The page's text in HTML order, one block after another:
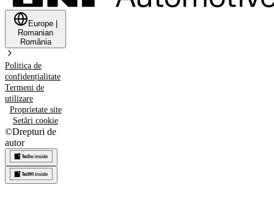
Europe
Romanian
România
Politica de
confidențialitate
Termeni de
utilizare
Proprietate site
Setări cookie
©Drepturi de
autor